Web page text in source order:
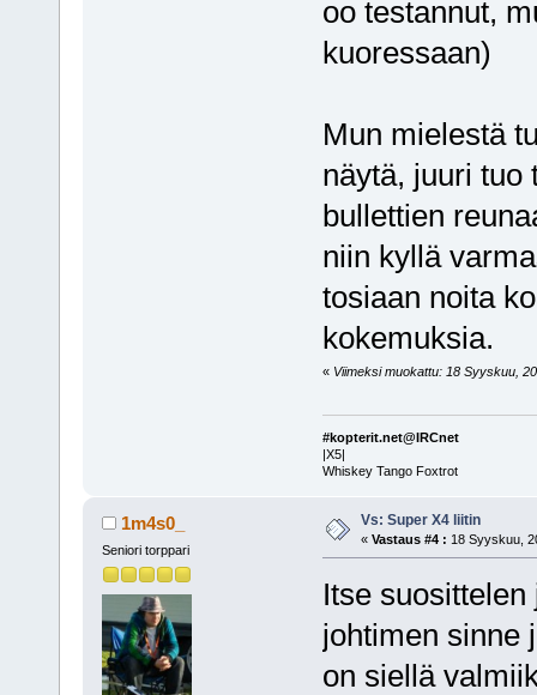
oo testannut,
kuoressaan)
Mun mielestä
näytä, juuri tuo
bullettien
niin kyllä
tosiaan noita
kokemuksia.
« Viimeksi muokattu: 18 Syyskuu,
#kopterit.net@IRCnet
|X5|
Whiskey Tango Foxtrot
1m4s0_
Seniori torppari
Vs: Super X4 liitin
« Vastaus #4 : 18 Syyskuu,
Itse
johtimen sinne
on siellä